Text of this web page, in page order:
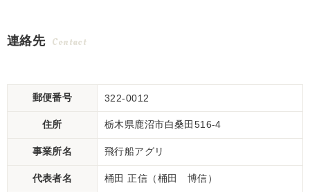
連絡先 Contact
郵便番号 322-0012
住所 栃木県鹿沼市白桑田516-4
事業所名 飛行船アグリ
代表者名 桶田 正信（桶田 博信）